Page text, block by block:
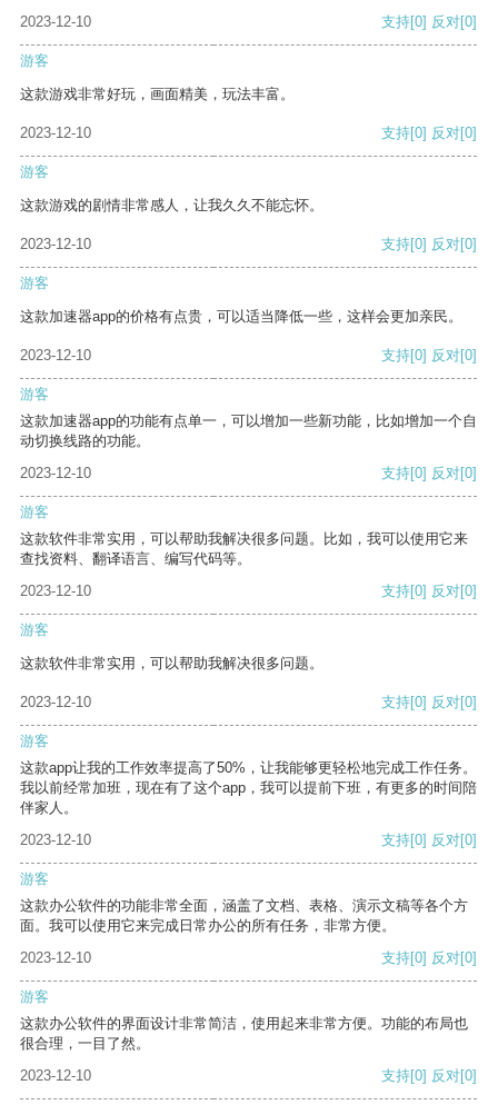
2023-12-10
支持[0] 反对[0]
游客
这款游戏非常好玩，画面精美，玩法丰富。
2023-12-10 支持[0] 反对[0]
游客
这款游戏的剧情非常感人，让我久久不能忘怀。
2023-12-10 支持[0] 反对[0]
游客
这款加速器app的价格有点贵，可以适当降低一些，这样会更加亲民。
2023-12-10 支持[0] 反对[0]
游客
这款加速器app的功能有点单一，可以增加一些新功能，比如增加一个自
动切换线路的功能。
2023-12-10
支持[0] 反对[0]
游客
这款软件非常实用，可以帮助我解决很多问题。比如，我可以使用它来
查找资料、翻译语言、编写代码等。
2023-12-10
支持[0] 反对[0]
游客
这款软件非常实用，可以帮助我解决很多问题。
2023-12-10 支持[0] 反对[0]
游客
这款app让我的工作效率提高了50%，让我能够更轻松地完成工作任务。
我以前经常加班，现在有了这个app，我可以提前下班，有更多的时间陪
伴家人。
2023-12-10
支持[0] 反对[0]
游客
这款办公软件的功能非常全面，涵盖了文档、表格、演示文稿等各个方
面。我可以使用它来完成日常办公的所有任务，非常方便。
2023-12-10
支持[0] 反对[0]
游客
这款办公软件的界面设计非常简洁，使用起来非常方便。功能的布局也
很合理，一目了然。
2023-12-10
支持[0] 反对[0]